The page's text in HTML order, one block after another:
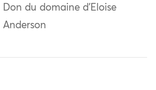
Don du domaine d'Eloise
Anderson